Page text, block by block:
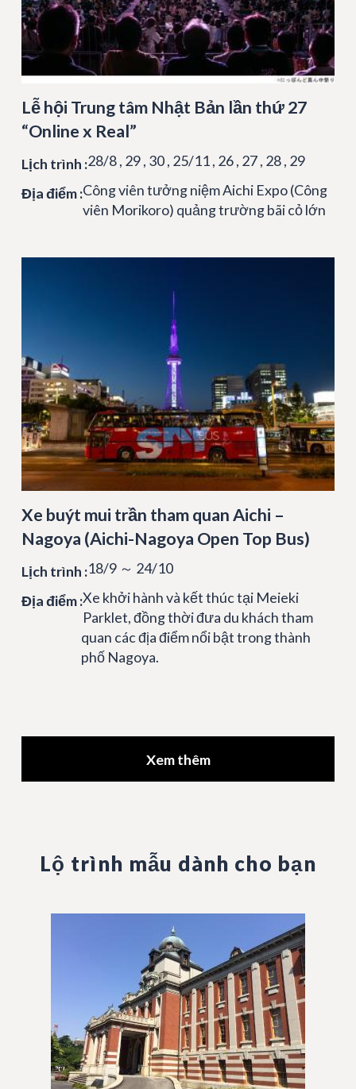
Lễ hội Trung tâm Nhật Bản lần thứ 27
“Online x Real”
Lịch trình :28/8 , 29 , 30 , 25/11 , 26 , 27 , 28 , 29
Địa điểm :Công viên tưởng niệm Aichi Expo (Công
viên Morikoro) quảng trường bãi cỏ lớn
Xe buýt mui trần tham quan Aichi –
Nagoya (Aichi-Nagoya Open Top Bus)
Lịch trình :18/9 ～ 24/10
Địa điểm :Xe khởi hành và kết thúc tại Meieki
Parklet, đồng thời đưa du khách tham
quan các địa điểm nổi bật trong thành
phố Nagoya.
Xem thêm
Lộ trình mẫu dành cho bạn